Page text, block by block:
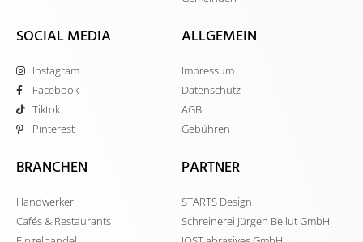
SOCIAL MEDIA
Instagram
Facebook
Tiktok
Pinterest
ALLGEMEIN
Impressum
Datenschutz
AGB
Gebühren
BRANCHEN
Handwerker
Cafés & Restaurants
PARTNER
STARTS Design
Schreinerei Jürgen Bellut GmbH